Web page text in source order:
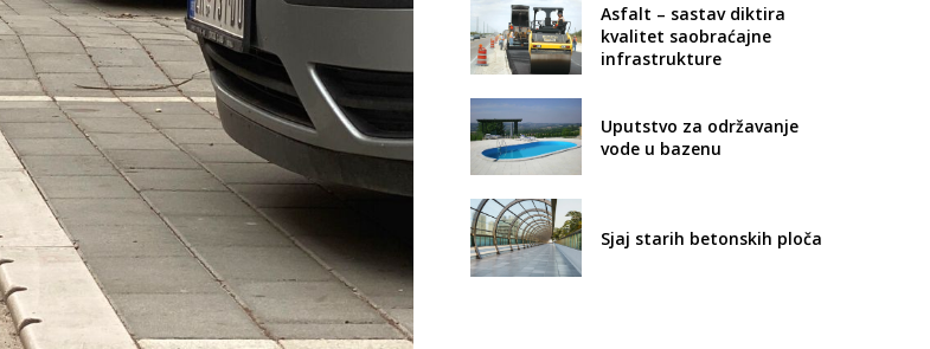
Asfalt – sastav diktira
kvalitet saobraćajne
infrastrukture
Uputstvo za održavanje
vode u bazenu
Sjaj starih betonskih ploča